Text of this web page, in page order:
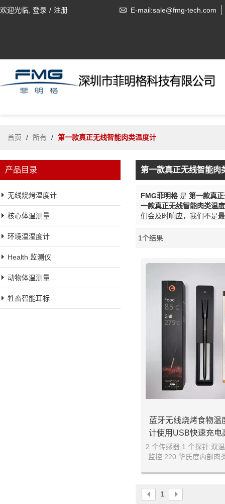
欢迎光临, 登录 / 注册 E-mail:sale@fmg-tech.com
首页 / 所有 / 第一款真正无线智能肉类温度计
产品目录
无线烧烤温度计
核心体温测量
环境温湿度计
Health 监测仪
动物体温测量
牲畜智能耳标
第一款真正无线智能肉
FMG菲明格是 第一款真
一款真正无线智能肉类温
们会及时响应，我们不是
1个结果
蓝牙无线烧烤食物温
计使用USB快速充电
控烧烤
2 个传感器,1 个探针:双
监控 220 华氏度内部肉
用洗碗机
高级估算算法:可以估算
帮助计划膳食和
1